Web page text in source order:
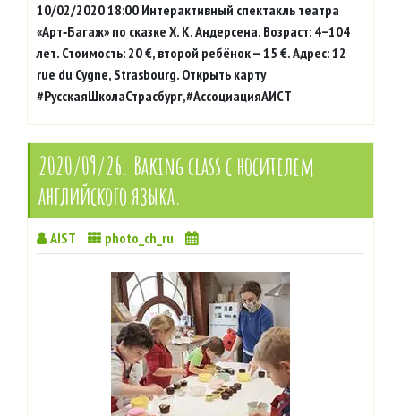
10/02/2020 18:00 Интерактивный спектакль театра
«Арт‑Багаж» по сказке Х. К. Андерсена. Возраст: 4–104
лет. Стоимость: 20 €, второй ребёнок — 15 €. Адрес: 12
rue du Cygne, Strasbourg. Открыть карту
#РусскаяШколаСтрасбург,#АссоциацияАИСТ
2020/09/26. Baking class с носителем
английского языка.
AIST photo_ch_ru